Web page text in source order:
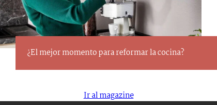
¿El mejor momento para reformar la cocina?
Ir al magazine